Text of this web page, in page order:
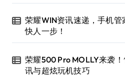
荣耀WIN资讯速递，手机管
快人一步！
荣耀500 Pro MOLLY来袭
讯与超炫玩机技巧